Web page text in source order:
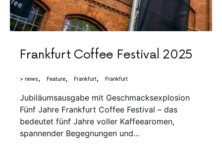
Frankfurt Coffee Festival 2025
> news Feature Frankfurt Frankfurt
Jubiläumsausgabe mit Geschmacksexplosion
Fünf Jahre Frankfurt Coffee Festival – das
bedeutet fünf Jahre voller Kaffeearomen,
spannender Begegnungen und…